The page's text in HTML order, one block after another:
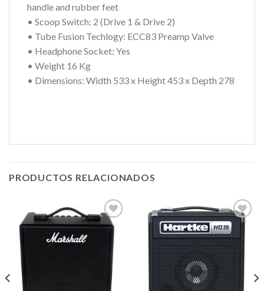
handle and rubber feet
• Scoop Switch: 2 (Drive 1 & Drive 2)
• Tube Fusion Techlogy: ECC83 Preamp Valve
• Headphone Socket: Yes
• Weight 16 Kg
• Dimensions: Width 533 x Height 453 x Depth 278
PRODUCTOS RELACIONADOS
Añadir
a la
lista de
deseos
Añadir
a la
lista de
deseos